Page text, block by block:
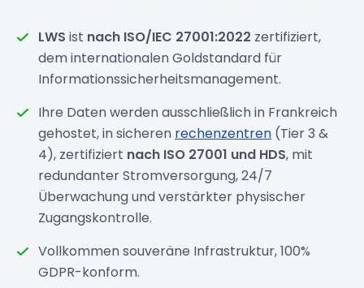
LWS ist nach ISO/IEC 27001:2022 zertifiziert,
dem internationalen Goldstandard für
Informationssicherheitsmanagement.
Ihre Daten werden ausschließlich in Frankreich
gehostet, in sicheren rechenzentren (Tier 3 &
4), zertifiziert nach ISO 27001 und HDS, mit
redundanter Stromversorgung, 24/7
Überwachung und verstärkter physischer
Zugangskontrolle.
Vollkommen souveräne Infrastruktur, 100%
GDPR-konform.